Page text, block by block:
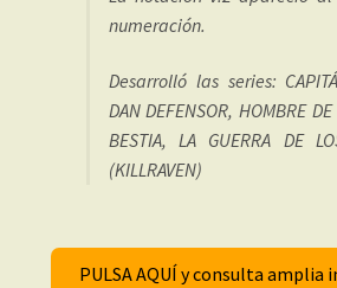
numeración.
Desarrolló las series:
DAN DEFENSOR, HOMBRE
BESTIA, LA GUERRA DE
(KILLRAVEN)
PULSA AQUÍ y consulta amplia